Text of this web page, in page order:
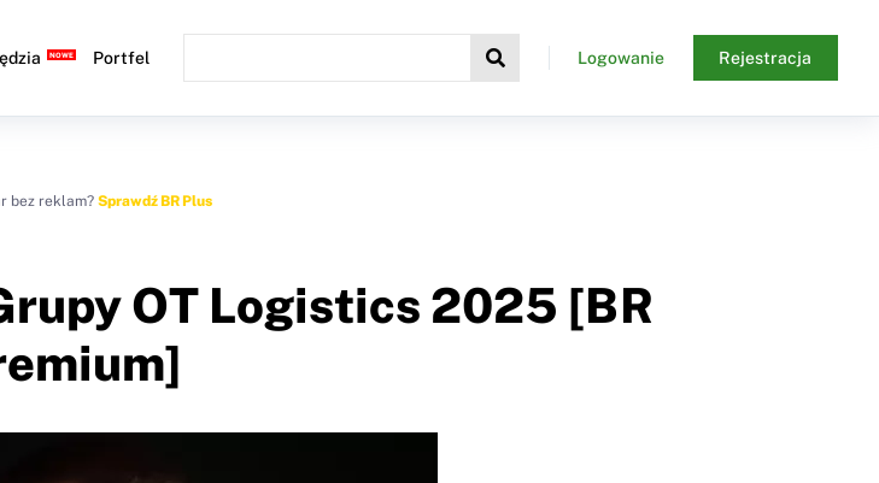
Portfel Logowanie Rejestracja
bez reklam? Sprawdź BR Plus
OT Logistics 2025 [BR